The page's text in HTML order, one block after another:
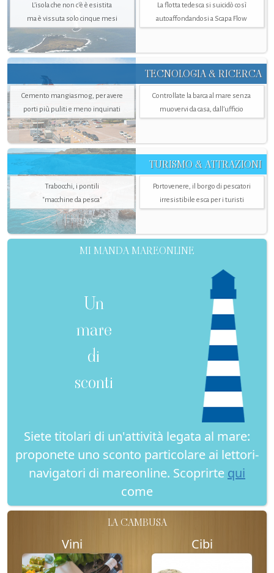
L’isola che non c'è è esistita
ma è vissuta solo cinque mesi
La flotta tedesca si suicidò così
autoaffondandosi a Scapa Flow
TECNOLOGIA & RICERCA
Cemento mangiasmog, per avere
porti più puliti e meno inquinati
Controllate la barca al mare senza
muovervi da casa, dall’ufficio
TURISMO & ATTRAZIONI
Trabocchi, i pontili
"macchine da pesca"
Portovenere, il borgo di pescatori
irresistibile esca per i turisti
MI MANDA MAREONLINE
Un
mare
di
sconti
Siete titolari di un'attività legata al mare:
proponete uno sconto particolare ai lettori-
navigatori di mareonline. Scoprirte qui
come
LA CAMBUSA
Vini Cibi